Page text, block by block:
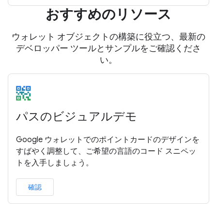
おすすめのリソース
ウォレット オブジェクトの構築に役立つ、最新の
デベロッパー ツールとサンプルをご確認くださ
い。
パスのビジュアルデモ
Google ウォレットでのポイントカードのデザインを
すばやく調整して、ご希望の言語のコード スニペッ
トを入手しましょう。
確認